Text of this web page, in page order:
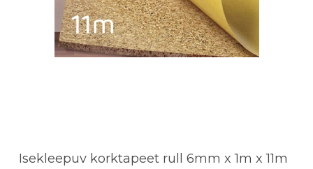
Isekleepuv korktapeet rull 6mm x 1m x 11m